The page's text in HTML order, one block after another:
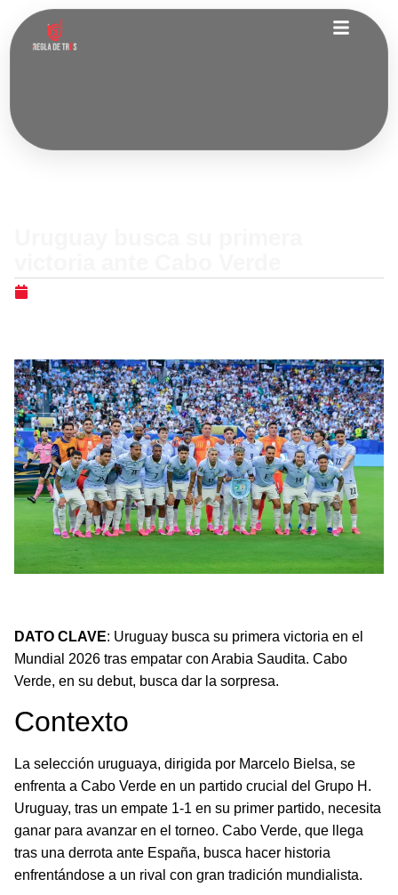
DATO CLAVE: Uruguay busca su primera victoria en el
Mundial 2026 tras empatar con Arabia Saudita. Cabo
Verde, en su debut, busca dar la sorpresa.
Contexto
La selección uruguaya, dirigida por Marcelo Bielsa, se
enfrenta a Cabo Verde en un partido crucial del Grupo H.
Uruguay, tras un empate 1-1 en su primer partido, necesita
ganar para avanzar en el torneo. Cabo Verde, que llega
tras una derrota ante España, busca hacer historia
enfrentándose a un rival con gran tradición mundialista.